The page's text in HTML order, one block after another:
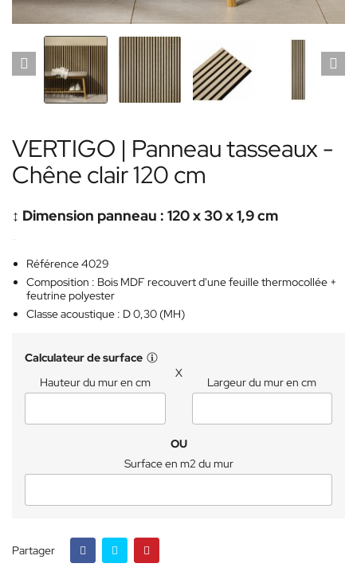
VERTIGO | Panneau tasseaux -
Chêne clair 120 cm
↕️ Dimension panneau : 120 x 30 x 1,9 cm
Référence 4029
Composition : Bois MDF recouvert d'une feuille thermocollée +
feutrine polyester
Classe acoustique : D 0,30 (MH)
Calculateur de surface
Hauteur du mur en cm
X
Largeur du mur en cm
OU
Surface en m2 du mur
Partager